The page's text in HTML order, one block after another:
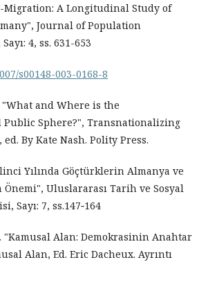
Migration: A Longitudinal Study of
Journal of Population
4, ss. 631-653
s00148-003-0168-8
"What and Where is the
Sphere?", Transnationalizing
By Kate Nash. Polity Press.
Yılında Göçtürklerin Almanya ve
Önemi", Uluslararası Tarih ve Sosyal
Sayı: 7, ss.147‐164
"Kamusal Alan: Demokrasinin Anahtar
Alan, Ed. Eric Dacheux. Ayrıntı